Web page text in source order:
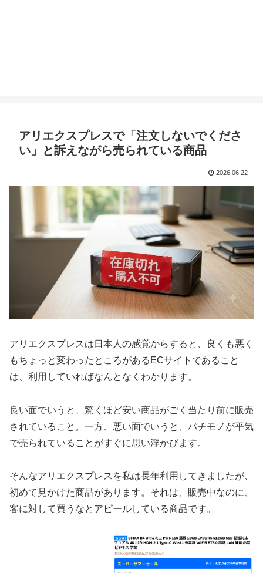
アリエクスプレスで「注文しないでくださ
い」と訴えながら売られている商品
2026.06.22
アリエクスプレスは日本人の感覚からすると、良くも悪く
もちょっと変わったところがあるECサイトであること
は、利用していればなんとなくわかります。
良い面でいうと、驚くほど安い商品がごく当たり前に販売
されていること。一方、悪い面でいうと、パチモノが平気
で売られていることがすぐに思い浮かびます。
そんなアリエクスプレスを私は長年利用してきましたが、
初めて見かけた商品があります。それは、販売中なのに、
客に対して買うなとアピールしている商品です。